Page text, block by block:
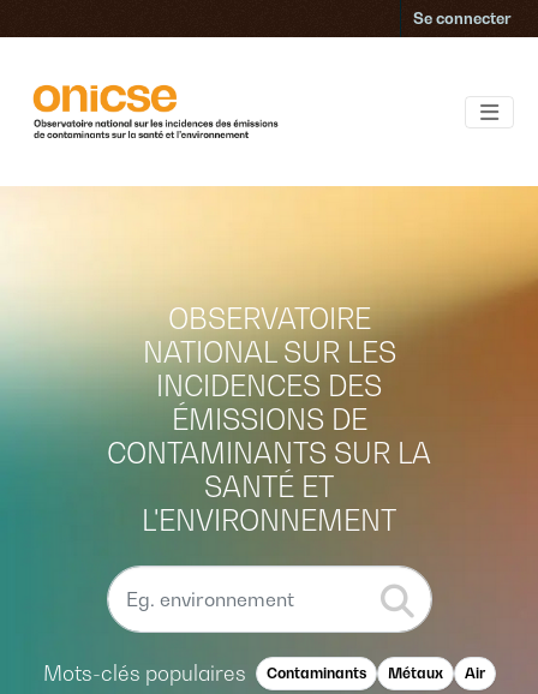
Se connecter
OBSERVATOIRE
NATIONAL SUR LES
INCIDENCES DES
ÉMISSIONS DE
CONTAMINANTS SUR LA
SANTÉ ET
L'ENVIRONNEMENT
Mots-clés populaires Contaminants Métaux Air